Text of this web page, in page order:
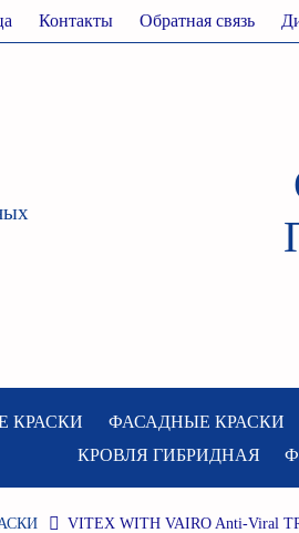
Контакты Обратная связь
КРАСКИ ФАСАДНЫЕ КРАСКИ
КРОВЛЯ ГИБРИДНАЯ
VITEX WITH VAIRO Anti-Viral